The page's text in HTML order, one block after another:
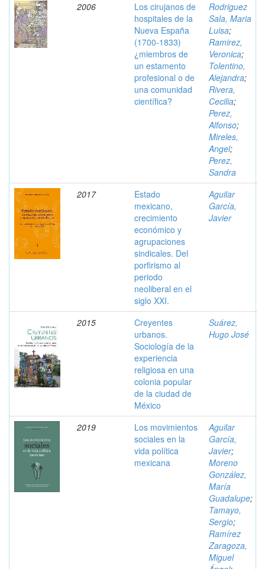
2006
Los cirujanos de
hospitales de la
Nueva España
(1700-1833)
¿miembros de
un estamento
profesional o de
una comunidad
científica?
Rodriguez
Sala, Maria
Luisa;
Ramirez,
Veronica;
Tolentino,
Alejandra;
Rivera,
Cecilia;
Perez,
Alfonso;
Mireles,
Angel;
Perez,
Sandra
2017
Estado
mexicano,
crecimiento
económico y
agrupaciones
sindicales. Del
porfirismo al
periodo
neoliberal en el
siglo XXI.
Aguilar
García,
Javier
2015
Creyentes
urbanos.
Sociología de la
experiencia
religiosa en una
colonia popular
de la ciudad de
México
Suárez,
Hugo José
2019
Los movimientos
sociales en la
vida política
mexicana
Aguilar
García,
Javier;
Moreno
González,
María
Guadalupe;
Tamayo,
Sergio;
Ramírez
Zaragoza,
Miguel